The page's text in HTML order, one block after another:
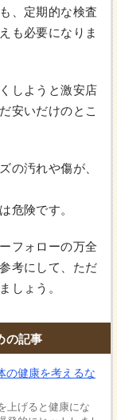
、定期的な検査
も必要になりま
しようと激安店
安いだけのとこ
の汚れや傷が、
危険です。
フォローの万全
考にして、ただ
しょう。
の記事
の健康を考えるな
上げると健康にな